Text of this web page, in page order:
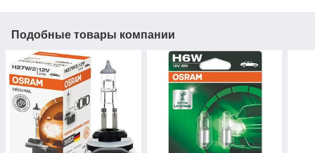
Подобные товары компании